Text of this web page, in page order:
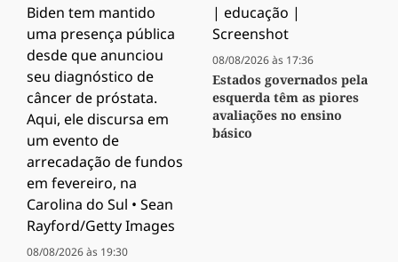
08/08/2026 às 19:30
08/08/2026 às 17:36
Estados governados pela
esquerda têm as piores
avaliações no ensino
básico